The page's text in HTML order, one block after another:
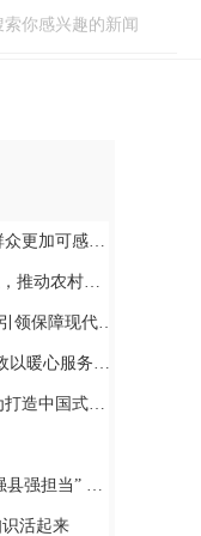
加可感可及
饮水提质升级
代化建设新征程
务书写惠民答卷
示范作出更大贡献
真抓实干奋发作为
活起来